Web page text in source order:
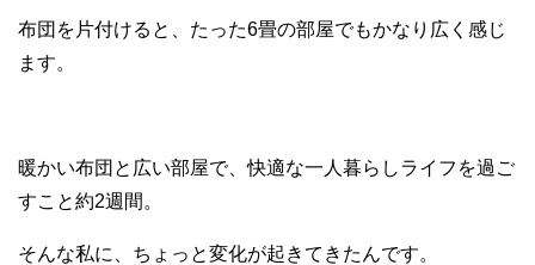
布団を片付けると、たった6畳の部屋でもかなり広く感じ
ます。
暖かい布団と広い部屋で、快適な一人暮らしライフを過ご
すこと約2週間。
そんな私に、ちょっと変化が起きてきたんです。